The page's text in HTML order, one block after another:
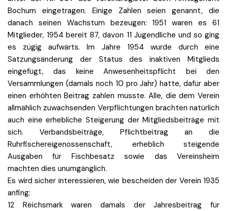
Bochum eingetragen. Einige Zahlen seien genannt, die
danach seinen Wachstum bezeugen: 1951 waren es 61
Mitglieder, 1954 bereit 87, davon 11 Jugendliche und so ging
es zügig aufwärts. Im Jahre 1954 wurde durch eine
Satzungsänderung der Status des inaktiven Mitglieds
eingefügt, das keine Anwesenheitspflicht bei den
Versammlungen (damals noch 10 pro Jahr) hatte, dafür aber
einen erhöhten Beitrag zahlen musste. Alle, die dem Verein
allmählich zuwachsenden Verpflichtungen brachten natürlich
auch eine erhebliche Steigerung der Mitgliedsbeiträge mit
sich. Verbandsbeiträge, Pflichtbeitrag an die
Ruhrfischereigenossenschaft, erheblich steigende
Ausgaben für Fischbesatz sowie das Vereinsheim
machten dies unumgänglich.
Es wird sicher interessieren, wie bescheiden der Verein 1935
anfing:
12 Reichsmark waren damals der Jahresbeitrag für